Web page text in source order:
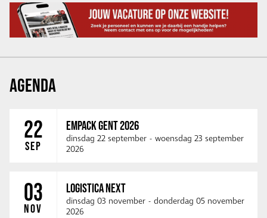
AGENDA
22
SEP
EMPACK GENT 2026
dinsdag 22 september - woensdag 23 september
2026
03
NOV
LOGISTICA NEXT
dinsdag 03 november - donderdag 05 november
2026